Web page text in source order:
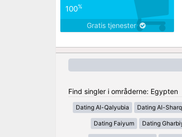
100%
Gratis tjenester
Find singler i områderne: Egypten
Dating Al-Qalyubia Dating Al-
Dating Faiyum Dating